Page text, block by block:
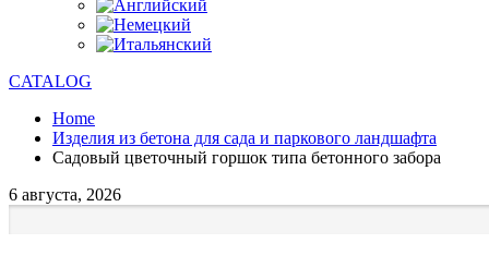
CATALOG
Home
Изделия из бетона для сада и паркового ландшафта
Садовый цветочный горшок типа бетонного забора
6 августа, 2026